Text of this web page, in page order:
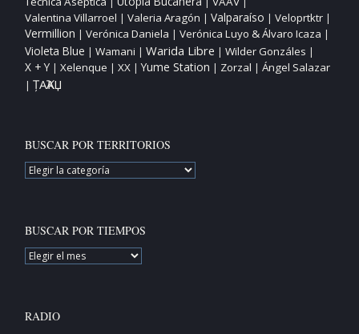
Valentina Villarroel | Valeria Aragón | Valparaíso | Veloprtktr|
Vermillion | Verónica Daniela | Verónica Luyo & Álvaro Icaza |
Violeta Blue | Wamani | Warida Libre | Wilder Gonzáles |
X + Y| Xelenque | XX| Yume Station | Zorzal | Ángel Salazar
| ȚAҠAЏ
BUSCAR POR TERRITORIOS
BUSCAR
POR
BUSCAR POR TIEMPOS
BUSCAR
POR
RADIO